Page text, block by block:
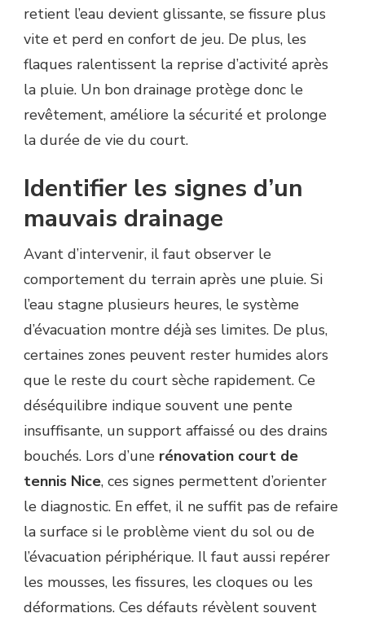
retient l’eau devient glissante, se fissure plus
vite et perd en confort de jeu. De plus, les
flaques ralentissent la reprise d’activité après
la pluie. Un bon drainage protège donc le
revêtement, améliore la sécurité et prolonge
la durée de vie du court.
Identifier les signes d’un
mauvais drainage
Avant d’intervenir, il faut observer le
comportement du terrain après une pluie. Si
l’eau stagne plusieurs heures, le système
d’évacuation montre déjà ses limites. De plus,
certaines zones peuvent rester humides alors
que le reste du court sèche rapidement. Ce
déséquilibre indique souvent une pente
insuffisante, un support affaissé ou des drains
bouchés. Lors d’une rénovation court de
tennis Nice, ces signes permettent d’orienter
le diagnostic. En effet, il ne suffit pas de refaire
la surface si le problème vient du sol ou de
l’évacuation périphérique. Il faut aussi repérer
les mousses, les fissures, les cloques ou les
déformations. Ces défauts révèlent souvent